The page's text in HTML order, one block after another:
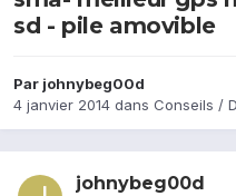
sd - pile amovible
Par johnybeg00d
4 janvier 2014 dans Conseils /
johnybeg00d